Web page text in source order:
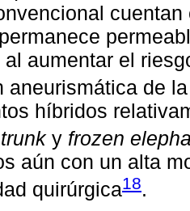
al aumentar el
aneurismática de
híbridos
y frozen
aún con un alta
quirúrgica18.